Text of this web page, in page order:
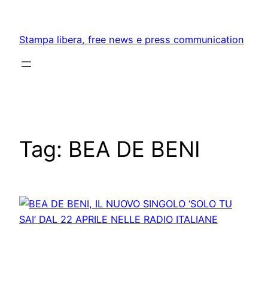
content
Stampa libera, free news e press communication
Tag: BEA DE BENI